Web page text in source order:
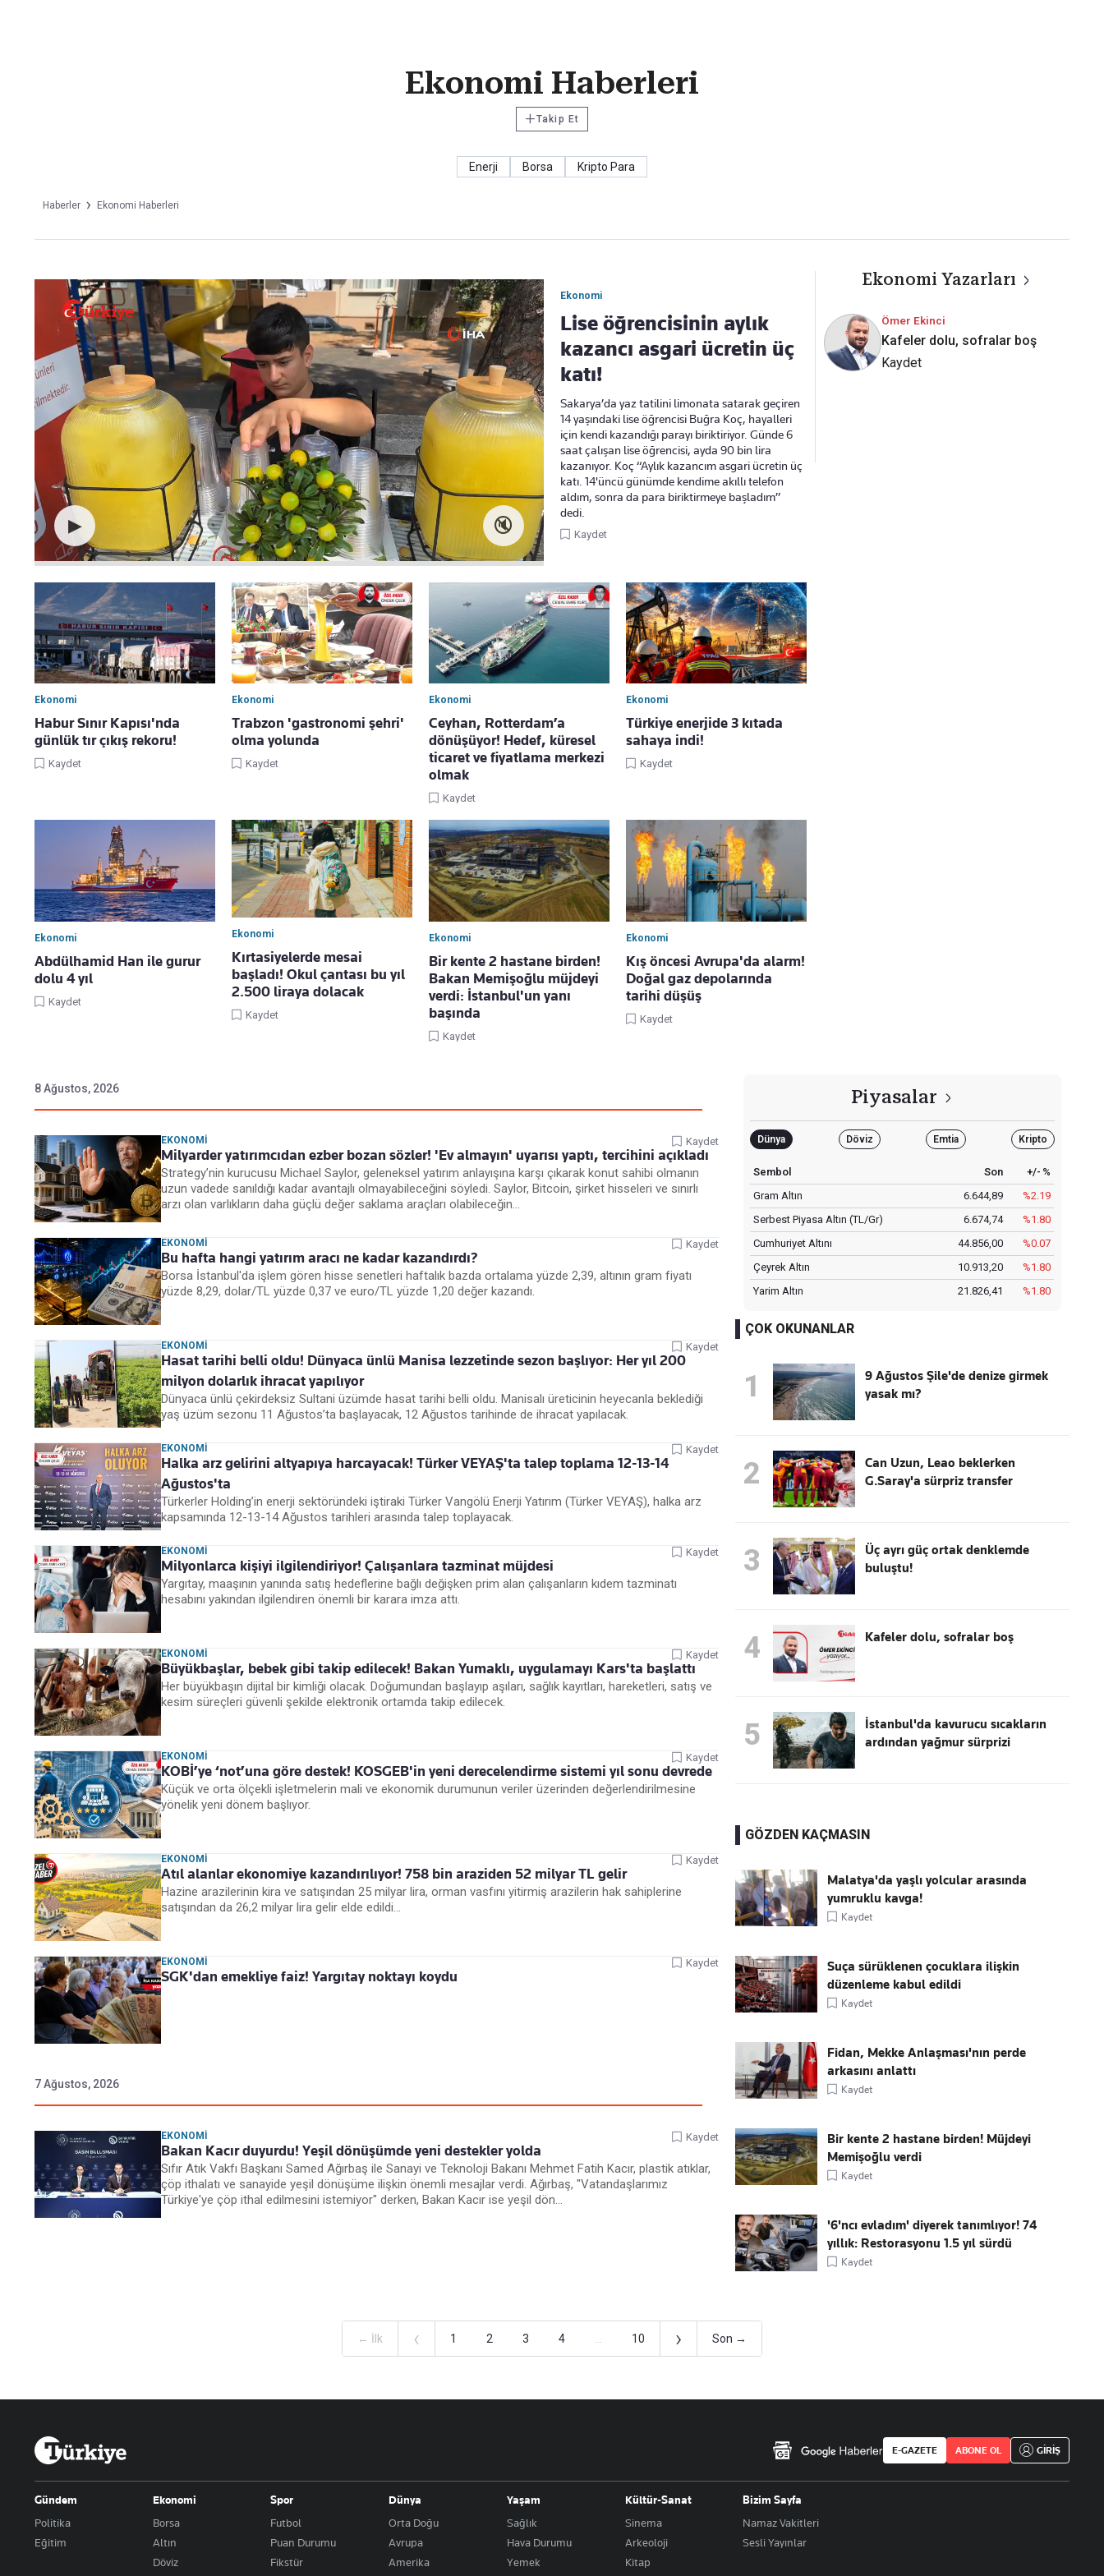
Editör masamıza bilgi ve materyal göndermek içintıklayın
Ekonomi Haberleri
+Takip Et
Enerji Borsa Kripto Para
Haberler Ekonomi Haberleri
▶ 🔇
Ekonomi
Lise öğrencisinin aylık
kazancı asgari ücretin üç
katı!
Sakarya’da yaz tatilini limonata satarak geçiren
14 yaşındaki lise öğrencisi Buğra Koç, hayalleri
için kendi kazandığı parayı biriktiriyor. Günde 6
saat çalışan lise öğrencisi, ayda 90 bin lira
kazanıyor. Koç “Aylık kazancım asgari ücretin üç
katı. 14'üncü günümde kendime akıllı telefon
aldım, sonra da para biriktirmeye başladım”
dedi.
Kaydet
Ekonomi
Habur Sınır Kapısı'nda
günlük tır çıkış rekoru!
Kaydet
Ekonomi
Trabzon 'gastronomi şehri'
olma yolunda
Kaydet
Ekonomi
Ceyhan, Rotterdam’a
dönüşüyor! Hedef, küresel
ticaret ve fiyatlama merkezi
olmak
Kaydet
Ekonomi
Türkiye enerjide 3 kıtada
sahaya indi!
Kaydet
Ekonomi
Abdülhamid Han ile gurur
dolu 4 yıl
Kaydet
Ekonomi
Kırtasiyelerde mesai
başladı! Okul çantası bu yıl
2.500 liraya dolacak
Kaydet
Ekonomi
Bir kente 2 hastane birden!
Bakan Memişoğlu müjdeyi
verdi: İstanbul'un yanı
başında
Kaydet
Ekonomi
Kış öncesi Avrupa'da alarm!
Doğal gaz depolarında
tarihi düşüş
Kaydet
Ekonomi Yazarları
Ömer Ekinci
Kafeler dolu, sofralar boş
Kaydet
8 Ağustos, 2026
EKONOMI
Milyarder yatırımcıdan ezber bozan sözler! 'Ev almayın' uyarısı yaptı, tercihini açıkladı
Kaydet
Strategy’nin kurucusu Michael Saylor, geleneksel yatırım anlayışına karşı çıkarak konut sahibi olmanın
uzun vadede sanıldığı kadar avantajlı olmayabileceğini söyledi. Saylor, Bitcoin, şirket hisseleri ve sınırlı
arzı olan varlıkların daha güçlü değer saklama araçları olabileceğin...
EKONOMI
Bu hafta hangi yatırım aracı ne kadar kazandırdı?
Kaydet
Borsa İstanbul'da işlem gören hisse senetleri haftalık bazda ortalama yüzde 2,39, altının gram fiyatı
yüzde 8,29, dolar/TL yüzde 0,37 ve euro/TL yüzde 1,20 değer kazandı.
EKONOMI
Hasat tarihi belli oldu! Dünyaca ünlü Manisa lezzetinde sezon başlıyor: Her yıl 200
milyon dolarlık ihracat yapılıyor
Kaydet
Dünyaca ünlü çekirdeksiz Sultani üzümde hasat tarihi belli oldu. Manisalı üreticinin heyecanla beklediği
yaş üzüm sezonu 11 Ağustos’ta başlayacak, 12 Ağustos tarihinde de ihracat yapılacak.
EKONOMI
Halka arz gelirini altyapıya harcayacak! Türker VEYAŞ'ta talep toplama 12-13-14
Ağustos'ta
Kaydet
Türkerler Holding’in enerji sektöründeki iştiraki Türker Vangölü Enerji Yatırım (Türker VEYAŞ), halka arz
kapsamında 12-13-14 Ağustos tarihleri arasında talep toplayacak.
EKONOMI
Milyonlarca kişiyi ilgilendiriyor! Çalışanlara tazminat müjdesi
Kaydet
Yargıtay, maaşının yanında satış hedeflerine bağlı değişken prim alan çalışanların kıdem tazminatı
hesabını yakından ilgilendiren önemli bir karara imza attı.
EKONOMI
Büyükbaşlar, bebek gibi takip edilecek! Bakan Yumaklı, uygulamayı Kars'ta başlattı
Kaydet
Her büyükbaşın dijital bir kimliği olacak. Doğumundan başlayıp aşıları, sağlık kayıtları, hareketleri, satış ve
kesim süreçleri güvenli şekilde elektronik ortamda takip edilecek.
EKONOMI
KOBİ’ye ‘not’una göre destek! KOSGEB'in yeni derecelendirme sistemi yıl sonu devrede
Kaydet
Küçük ve orta ölçekli işletmelerin mali ve ekonomik durumunun veriler üzerinden değerlendirilmesine
yönelik yeni dönem başlıyor.
EKONOMI
Atıl alanlar ekonomiye kazandırılıyor! 758 bin araziden 52 milyar TL gelir
Kaydet
Hazine arazilerinin kira ve satışından 25 milyar lira, orman vasfını yitirmiş arazilerin hak sahiplerine
satışından da 26,2 milyar lira gelir elde edildi...
EKONOMI
SGK'dan emekliye faiz! Yargıtay noktayı koydu
Kaydet
7 Ağustos, 2026
EKONOMI
Bakan Kacır duyurdu! Yeşil dönüşümde yeni destekler yolda
Kaydet
Sıfır Atık Vakfı Başkanı Samed Ağırbaş ile Sanayi ve Teknoloji Bakanı Mehmet Fatih Kacır, plastik atıklar,
çöp ithalatı ve sanayide yeşil dönüşüme ilişkin önemli mesajlar verdi. Ağırbaş, "Vatandaşlarımız
Türkiye'ye çöp ithal edilmesini istemiyor" derken, Bakan Kacır ise yeşil dön...
Piyasalar
Dünya Döviz Emtia Kripto
Sembol Son
+/- %
Gram Altın
6.644,89
%2.19
Serbest Piyasa Altın (TL/Gr)
6.674,74
%1.80
Cumhuriyet Altını
44.856,00
%0.07
Çeyrek Altın
10.913,20
%1.80
Yarim Altın
21.826,41 %1.80
ÇOK OKUNANLAR
1
9 Ağustos Şile'de denize girmek
yasak mı?
2
Can Uzun, Leao beklerken
G.Saray'a sürpriz transfer
3
Üç ayrı güç ortak denklemde
buluştu!
4 Kafeler dolu, sofralar boş
5
İstanbul'da kavurucu sıcakların
ardından yağmur sürprizi
GÖZDEN KAÇMASIN
Malatya'da yaşlı yolcular arasında
yumruklu kavga!
Kaydet
Suça sürüklenen çocuklara ilişkin
düzenleme kabul edildi
Kaydet
Fidan, Mekke Anlaşması'nın perde
arkasını anlattı
Kaydet
Bir kente 2 hastane birden! Müjdeyi
Memişoğlu verdi
Kaydet
'6'ncı evladım' diyerek tanımlıyor! 74
yıllık: Restorasyonu 1.5 yıl sürdü
Kaydet
← İlk ‹ 1 2 3 4 ... 10 › Son →
E-GAZETE ABONE OL GİRİŞ
Gündem
Politika
Eğitim
Ekonomi
Borsa
Altın
Döviz
Spor
Futbol
Puan Durumu
Fikstür
Dünya
Orta Doğu
Avrupa
Amerika
Yaşam
Sağlık
Hava Durumu
Yemek
Kültür-Sanat
Sinema
Arkeoloji
Kitap
Bizim Sayfa
Namaz Vakitleri
Sesli Yayınlar